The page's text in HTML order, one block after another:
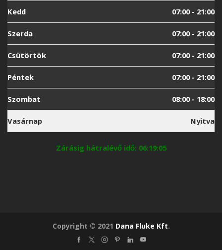
Kedd 07:00 - 21:00
Szerda 07:00 - 21:00
Csütörtök 07:00 - 21:00
Péntek 07:00 - 21:00
Szombat 08:00 - 18:00
Vasárnap Nyitva
Zárásig hátralévő idő: 06:19:04
Copyright © 2021 Dana Fluke Kft.
Facebook
TwitterInstagram
Pinterest
LinkedinYoutube